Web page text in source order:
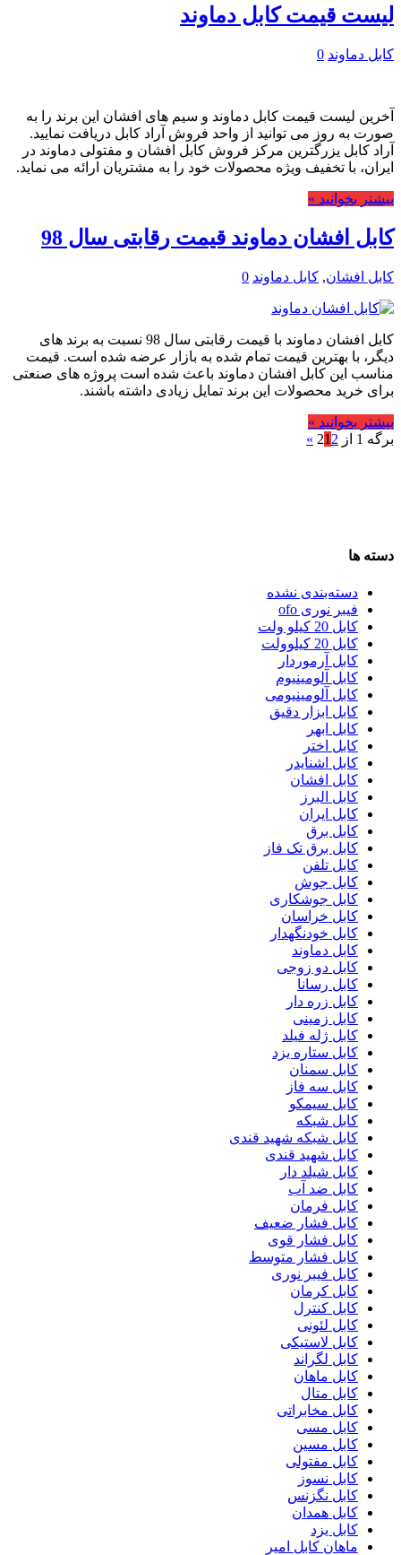
لیست قیمت کابل دماوند
کابل دماوند 0
آخرین لیست قیمت کابل دماوند و سیم های افشان این برند را به
صورت به روز می توانید از واحد فروش آراد کابل دریافت نمایید.
آراد کابل یزرگترین مرکز فروش کابل افشان و مفتولی دماوند در
ایران، با تخفیف ویژه محصولات خود را به مشتریان ارائه می نماید.
بیشتر بخوانید »
کابل افشان دماوند قیمت رقابتی سال 98
کابل افشان, کابل دماوند 0
کابل افشان دماوند با قیمت رقابتی سال 98 نسبت به برند های
دیگر، با بهترین قیمت تمام شده به بازار عرضه شده است. قیمت
مناسب این کابل افشان دماوند باعث شده است پروژه های صنعتی
برای خرید محصولات این برند تمایل زیادی داشته باشند.
بیشتر بخوانید »
برگه 1 از 2
1 2
»
دسته ها
دسته‌بندی نشده
فیبر نوری ofo
کابل 20 کیلو ولت
کابل 20 کیلوولت
کابل آرموردار
کابل آلومینیوم
کابل آلومینیومی
کابل ابزار دقیق
کابل ابهر
کابل اختر
کابل اشنایدر
کابل افشان
کابل البرز
کابل ایران
کابل برق
کابل برق تک فاز
کابل تلفن
کابل جوش
کابل جوشکاری
کابل خراسان
کابل خودنگهدار
کابل دماوند
کابل دو زوجی
کابل رسانا
کابل زره دار
کابل زمینی
کابل ژله فیلد
کابل ستاره یزد
کابل سمنان
کابل سه فاز
کابل سیمکو
کابل شبکه
کابل شبکه شهید قندی
کابل شهید قندی
کابل شیلد دار
کابل ضد آب
کابل فرمان
کابل فشار ضعیف
کابل فشار قوی
کابل فشار متوسط
کابل فیبر نوری
کابل کرمان
کابل کنترل
کابل لئونی
کابل لاستیکی
کابل لگراند
کابل ماهان
کابل متال
کابل مخابراتی
کابل مسی
کابل مسین
کابل مفتولی
کابل نسوز
کابل نگزنس
کابل همدان
کابل یزد
ماهان کابل امیر